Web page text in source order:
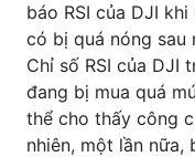
báo RSI của DJI
có bị quá nóng
Chỉ số RSI của DJI
đang bị mua quá
thể cho thấy công
nhiên, một lần nữa,